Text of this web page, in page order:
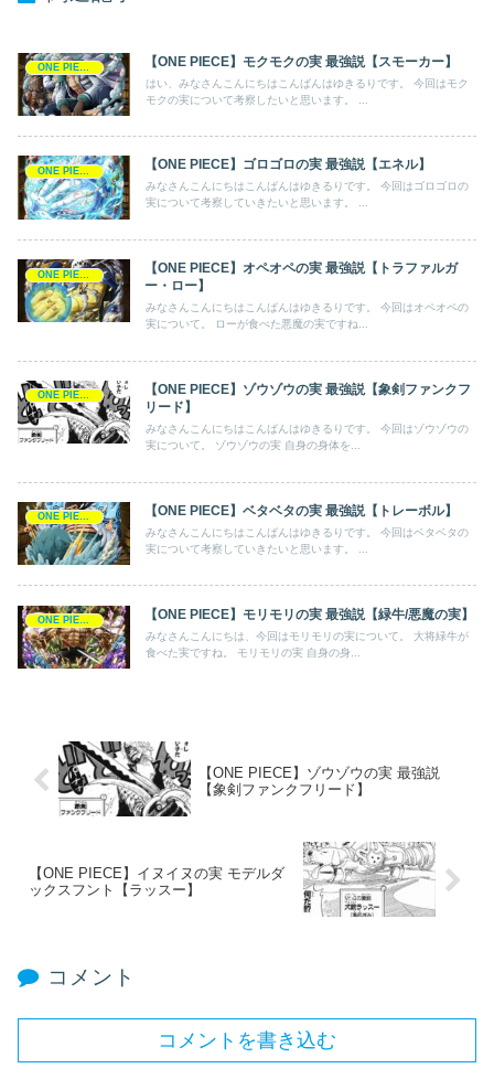
【ONE PIECE】モクモクの実 最強説【スモーカー】
はい、みなさんこんにちはこんばんはゆきるりです。 今回はモク
モクの実について考察したいと思います。 ...
【ONE PIECE】ゴロゴロの実 最強説【エネル】
みなさんこんにちはこんばんはゆきるりです。 今回はゴロゴロの
実について考察していきたいと思います。 ...
【ONE PIECE】オペオペの実 最強説【トラファルガ
ー・ロー】
みなさんこんにちはこんばんはゆきるりです。 今回はオペオペの
実について。 ローが食べた悪魔の実ですね...
ONE PIECE
【ONE PIECE】ゾウゾウの実 最強説【象剣ファンクフ
リード】
みなさんこんにちはこんばんはゆきるりです。 今回はゾウゾウの
実について。 ゾウゾウの実 自身の身体を...
ONE PIECE 【ONE PIECE】ベタベタの実 最強説【トレーボル】
みなさんこんにちはこんばんはゆきるりです。 今回はベタベタの
実について考察していきたいと思います。 ...
ONE PIECE 【ONE PIECE】モリモリの実 最強説【緑牛/悪魔の実】
みなさんこんにちは、今回はモリモリの実について。 大将緑牛が
食べた実ですね。 モリモリの実 自身の身...
【ONE PIECE】ゾウゾウの実 最強説
【象剣ファンクフリード】
【ONE PIECE】イヌイヌの実 モデルダ
ックスフント【ラッスー】
コメント
コメントを書き込む